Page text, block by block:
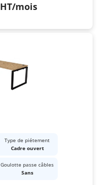
HT/mois
Type de piétement
Cadre ouvert
Goulotte passe câbles
Sans